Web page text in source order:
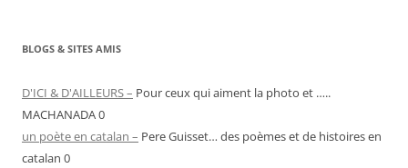
BLOGS & SITES AMIS
D'ICI & D'AILLEURS – Pour ceux qui aiment la photo et …..
MACHANADA 0
un poète en catalan – Pere Guisset… des poèmes et de histoires en
catalan 0